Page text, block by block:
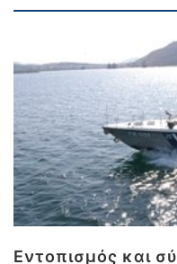
Εντοπισμός και